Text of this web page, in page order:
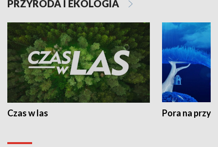
PRZYRODA I EKOLOGIA
Czas w las Pora na